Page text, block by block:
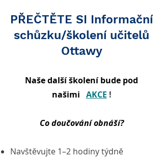
PŘEČTĚTE SI Informační
schůzku/školení učitelů
Ottawy
Naše další školení bude pod
našimi AKCE !
Co doučování obnáší?
Navštěvujte 1–2 hodiny týdně